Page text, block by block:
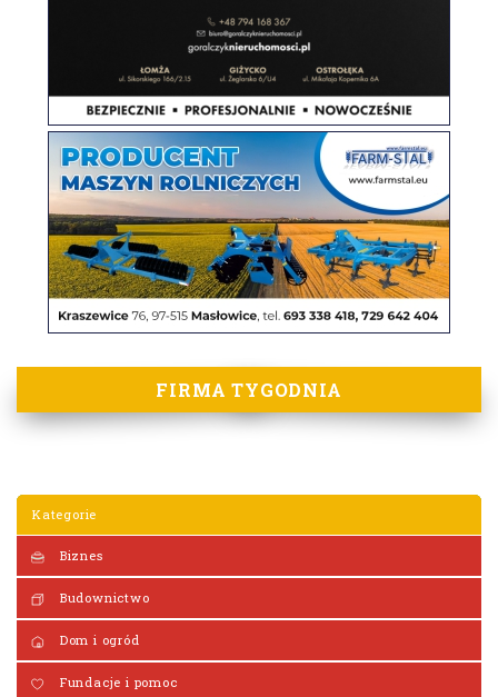
FIRMA TYGODNIA
Kategorie
Biznes
Budownictwo
Dom i ogród
Fundacje i pomoc